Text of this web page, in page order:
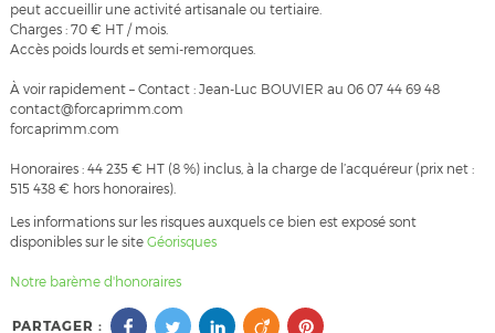
peut accueillir une activité artisanale ou tertiaire.
Charges : 70 € HT / mois.
Accès poids lourds et semi-remorques.
À voir rapidement – Contact : Jean-Luc BOUVIER au 06 07 44 69 48
contact@forcaprimm.com
forcaprimm.com
Honoraires : 44 235 € HT (8 %) inclus, à la charge de l’acquéreur (prix net :
515 438 € hors honoraires).
Les informations sur les risques auxquels ce bien est exposé sont
disponibles sur le site Géorisques
Notre barème d'honoraires
PARTAGER :